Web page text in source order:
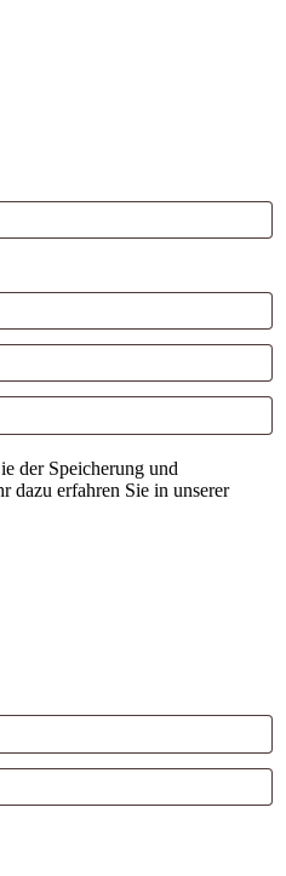
der Speicherung und
dazu erfahren Sie in unserer